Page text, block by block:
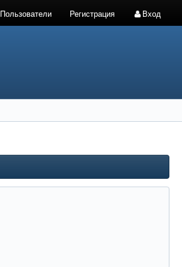
Пользователи Регистрация Вход